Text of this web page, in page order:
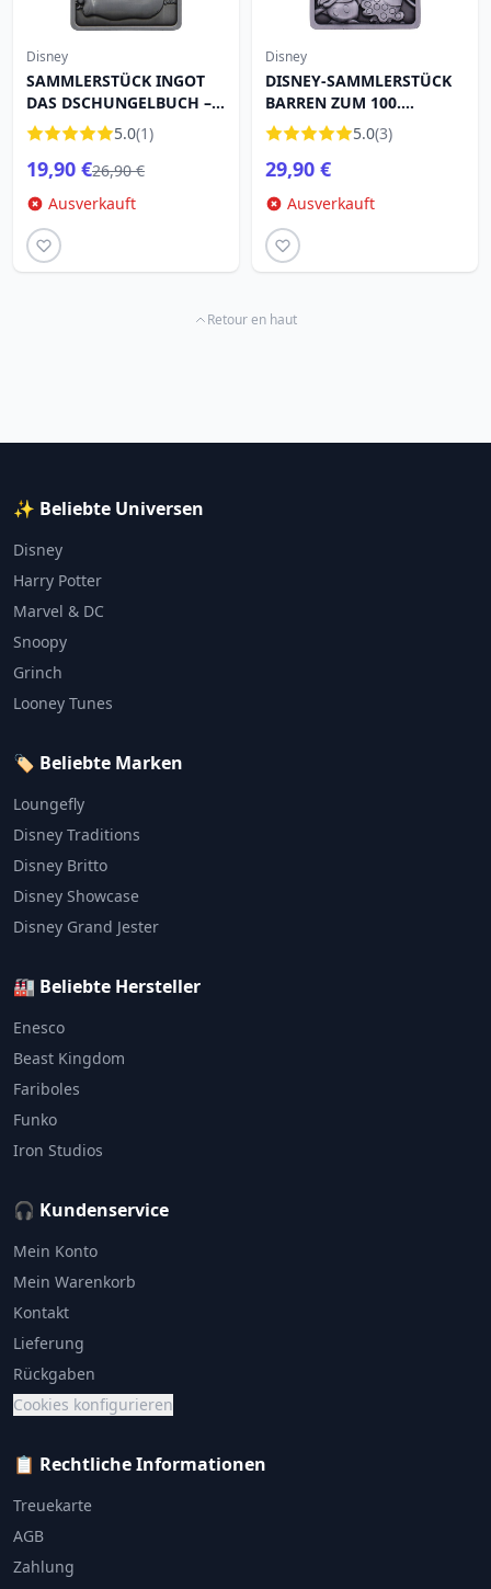
Disney
SAMMLERSTÜCK INGOT
DAS DSCHUNGELBUCH –
LIMITIERTE AUFLAGE
5.0(1)
19,90 €26,90 €
Ausverkauft
Disney
DISNEY-SAMMLERSTÜCK
BARREN ZUM 100.
JAHRESTAG – LIMITIERTE
AUFLAGE
5.0(3)
29,90 €
Ausverkauft
Retour en haut
✨ Beliebte Universen
Disney
Harry Potter
Marvel & DC
Snoopy
Grinch
Looney Tunes
🏷️ Beliebte Marken
Loungefly
Disney Traditions
Disney Britto
Disney Showcase
Disney Grand Jester
🏭 Beliebte Hersteller
Enesco
Beast Kingdom
Fariboles
Funko
Iron Studios
🎧 Kundenservice
Mein Konto
Mein Warenkorb
Kontakt
Lieferung
Rückgaben
Cookies konfigurieren
📋 Rechtliche Informationen
Treuekarte
AGB
Zahlung